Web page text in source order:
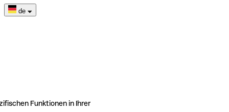
de
Funktionen in Ihrer